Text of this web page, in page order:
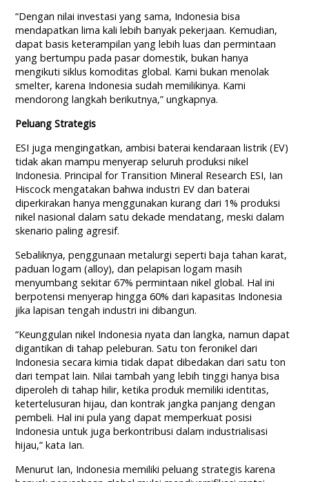
“Dengan nilai investasi yang sama, Indonesia bisa
mendapatkan lima kali lebih banyak pekerjaan. Kemudian,
dapat basis keterampilan yang lebih luas dan permintaan
yang bertumpu pada pasar domestik, bukan hanya
mengikuti siklus komoditas global. Kami bukan menolak
smelter, karena Indonesia sudah memilikinya. Kami
mendorong langkah berikutnya,” ungkapnya.
Peluang Strategis
ESI juga mengingatkan, ambisi baterai kendaraan listrik (EV)
tidak akan mampu menyerap seluruh produksi nikel
Indonesia. Principal for Transition Mineral Research ESI, Ian
Hiscock mengatakan bahwa industri EV dan baterai
diperkirakan hanya menggunakan kurang dari 1% produksi
nikel nasional dalam satu dekade mendatang, meski dalam
skenario paling agresif.
Sebaliknya, penggunaan metalurgi seperti baja tahan karat,
paduan logam (alloy), dan pelapisan logam masih
menyumbang sekitar 67% permintaan nikel global. Hal ini
berpotensi menyerap hingga 60% dari kapasitas Indonesia
jika lapisan tengah industri ini dibangun.
“Keunggulan nikel Indonesia nyata dan langka, namun dapat
digantikan di tahap peleburan. Satu ton feronikel dari
Indonesia secara kimia tidak dapat dibedakan dari satu ton
dari tempat lain. Nilai tambah yang lebih tinggi hanya bisa
diperoleh di tahap hilir, ketika produk memiliki identitas,
ketertelusuran hijau, dan kontrak jangka panjang dengan
pembeli. Hal ini pula yang dapat memperkuat posisi
Indonesia untuk juga berkontribusi dalam industrialisasi
hijau,” kata Ian.
Menurut Ian, Indonesia memiliki peluang strategis karena